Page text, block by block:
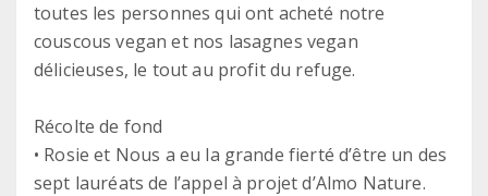
toutes les personnes qui ont acheté notre
couscous vegan et nos lasagnes vegan
délicieuses, le tout au profit du refuge.
Récolte de fond
• Rosie et Nous a eu la grande fierté d’être un des
sept lauréats de l’appel à projet d’Almo Nature.